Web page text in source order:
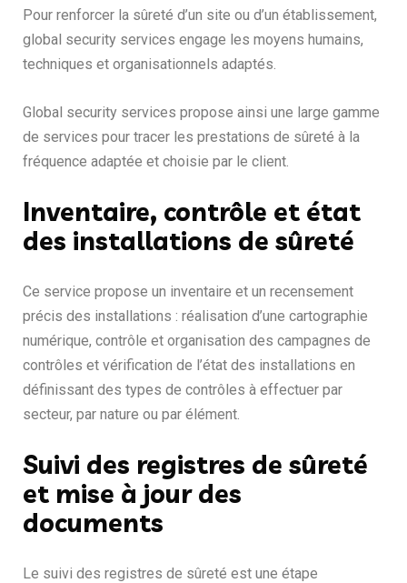
Pour renforcer la sûreté d’un site ou d’un établissement,
global security services engage les moyens humains,
techniques et organisationnels adaptés.
Global security services propose ainsi une large gamme
de services pour tracer les prestations de sûreté à la
fréquence adaptée et choisie par le client.
Inventaire, contrôle et état
des installations de sûreté
Ce service propose un inventaire et un recensement
précis des installations : réalisation d’une cartographie
numérique, contrôle et organisation des campagnes de
contrôles et vérification de l’état des installations en
définissant des types de contrôles à effectuer par
secteur, par nature ou par élément.
Suivi des registres de sûreté
et mise à jour des
documents
Le suivi des registres de sûreté est une étape